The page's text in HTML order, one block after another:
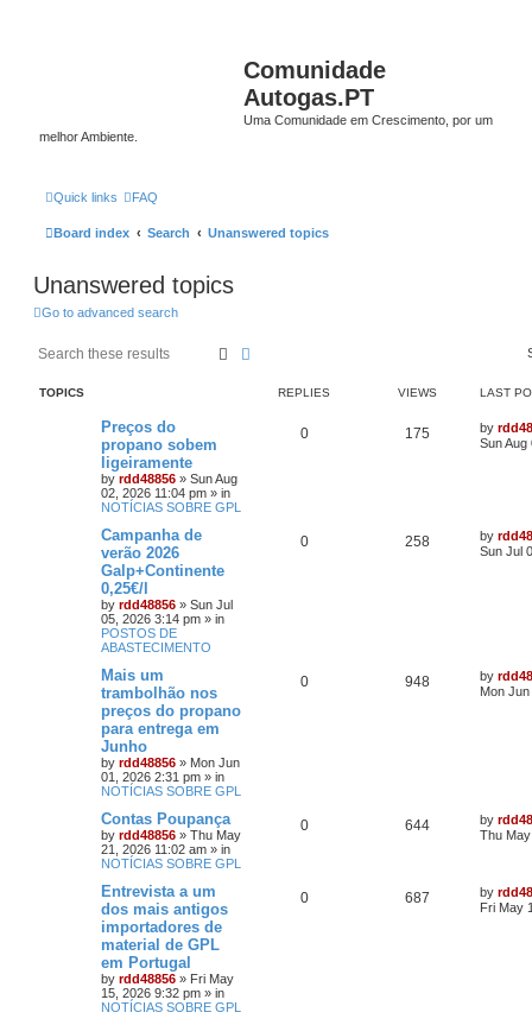
Comunidade
Autogas.PT
Uma Comunidade em Crescimento, por um
melhor Ambiente.
Quick links FAQ
Board index Search Unanswered topics
Unanswered topics
Go to advanced search
Search
TOPICS REPLIES VIEWS LAST
Preços do
propano sobem
ligeiramente
by rdd48856 » Sun Aug
02, 2026 11:04 pm » in
NOTÍCIAS SOBRE GPL
0 175 by
Sun Aug
Campanha de
verão 2026
Galp+Continente
0,25€/l
by rdd48856 » Sun Jul
05, 2026 3:14 pm » in
POSTOS DE
ABASTECIMENTO
0 258 by
Sun Jul
Mais um
trambolhão nos
preços do propano
para entrega em
Junho
by rdd48856 » Mon Jun
01, 2026 2:31 pm » in
NOTÍCIAS SOBRE GPL
0 948 by
Mon
Contas Poupança
by rdd48856 » Thu May
21, 2026 11:02 am » in
NOTÍCIAS SOBRE GPL
0 644 by
Thu
Entrevista a um
dos mais antigos
importadores de
material de GPL
em Portugal
by rdd48856 » Fri May
15, 2026 9:32 pm » in
NOTÍCIAS SOBRE GPL
0 687 by
Fri May